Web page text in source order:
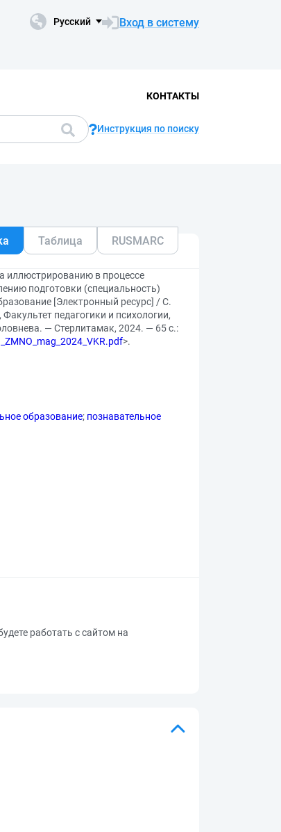
Русский Вход в систему
КОНТАКТЫ
Инструкция по поиску
Таблица RUSMARC
иллюстрированию в процессе
подготовки (специальность)
[Электронный ресурс] / С.
педагогики и психологии,
— Стерлитамак, 2024. — 65 с.:
>.
образование; познавательное
работать с сайтом на